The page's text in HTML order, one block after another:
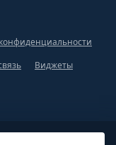
Виджеты